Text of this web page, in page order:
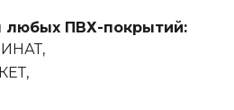
любых ПВХ-покрытий: